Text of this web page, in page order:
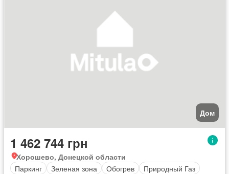
Дом
1 462 744 грн
Хорошево, Донецкой области
Паркинг
Зеленая зона Обогрев Природный Газ